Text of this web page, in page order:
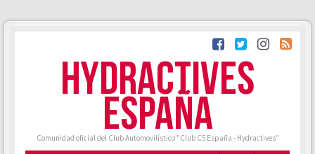
HYDRACTIVES
ESPAÑA
Comunidad oficial del Club Automovilístico "Club C5 España - Hydractives"